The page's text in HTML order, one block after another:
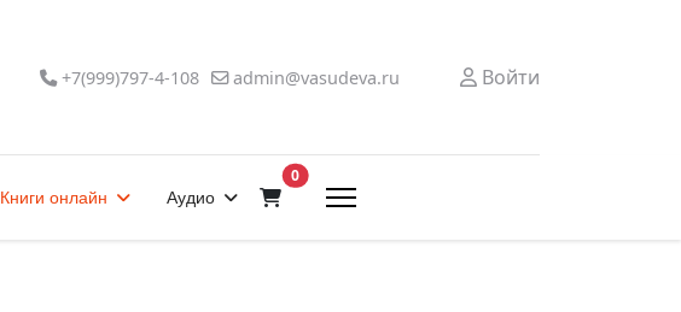
+7(999)797-4-108 admin@vasudeva.ru Войти
Книги онлайн Аудио
0В корзину